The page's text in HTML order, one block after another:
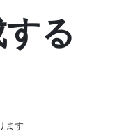
る
ます